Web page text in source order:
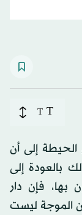
T
T
إلى أن
بالعودة إلى
بها، فإن دار
الموجة ليست